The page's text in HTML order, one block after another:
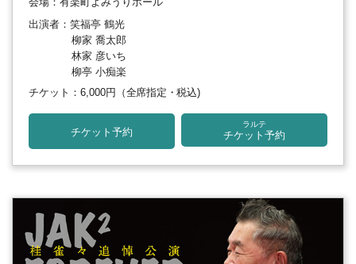
出演者：笑福亭 鶴光
柳家 喬太郎
林家 彦いち
柳亭 小痴楽
チケット：6,000円
（全席指定・税込)
チケット予約
ラルテ
チケット予約